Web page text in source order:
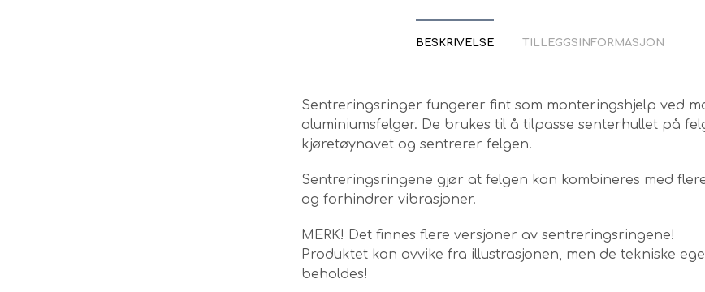
BESKRIVELSE TILLEGGSINFORMASJON
Sentreringsringer fungerer fint som monteringshjelp ved
aluminiumsfelger. De brukes til å tilpasse senterhullet på
kjøretøynavet og sentrerer felgen.
Sentreringsringene gjør at felgen kan kombineres med
og forhindrer vibrasjoner.
MERK! Det finnes flere versjoner av sentreringsringene!
Produktet kan avvike fra illustrasjonen, men de tekniske
beholdes!